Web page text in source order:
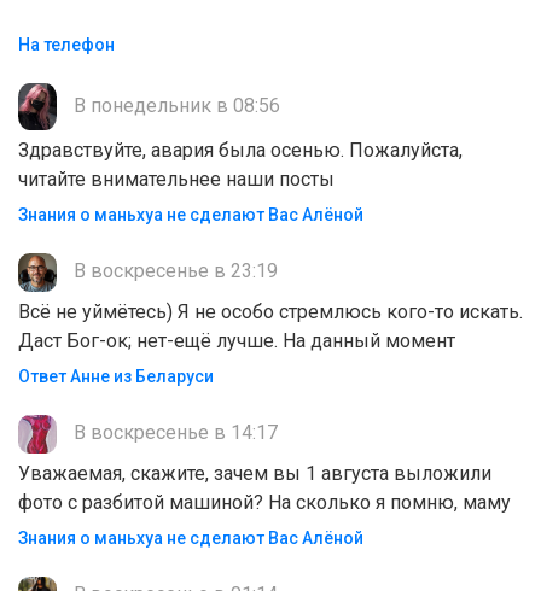
На телефон
В понедельник в 08:56
Здравствуйте, авария была осенью. Пожалуйста,
читайте внимательнее наши посты
Знания о маньхуа не сделают Вас Алëной
В воскресенье в 23:19
Всё не уймётесь) Я не особо стремлюсь кого-то искать.
Даст Бог-ок; нет-ещё лучше. На данный момент
Ответ Анне из Беларуси
В воскресенье в 14:17
Уважаемая, скажите, зачем вы 1 августа выложили
фото с разбитой машиной? На сколько я помню, маму
Знания о маньхуа не сделают Вас Алëной